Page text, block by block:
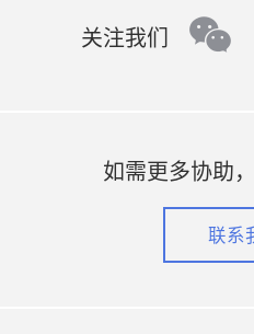
关注我们
如需更多协助
联系